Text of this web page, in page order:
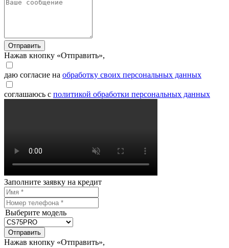
Отправить
Нажав кнопку «Отправить»,
даю согласие на обработку своих персональных данных
соглашаюсь с политикой обработки персональных данных
Заполните заявку на кредит
Выберите модель
Отправить
Нажав кнопку «Отправить»,